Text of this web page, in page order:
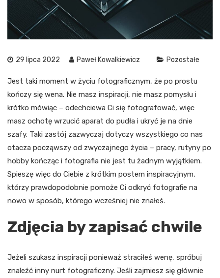
29 lipca 2022 Paweł Kowalkiewicz Pozostałe
Jest taki moment w życiu fotograficznym, że po prostu
kończy się wena. Nie masz inspiracji, nie masz pomysłu i
krótko mówiąc – odechciewa Ci się fotografować, więc
masz ochotę wrzucić aparat do pudła i ukryć je na dnie
szafy. Taki zastój zazwyczaj dotyczy wszystkiego co nas
otacza począwszy od zwyczajnego życia – pracy, rutyny po
hobby kończąc i fotografia nie jest tu żadnym wyjątkiem.
Spieszę więc do Ciebie z krótkim postem inspiracyjnym,
którzy prawdopodobnie pomoże Ci odkryć fotografie na
nowo w sposób, którego wcześniej nie znałeś.
Zdjęcia by zapisać chwile
Jeżeli szukasz inspiracji ponieważ straciłeś wenę, spróbuj
znaleźć inny nurt fotograficzny. Jeśli zajmiesz się głównie